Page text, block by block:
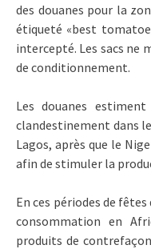
des douanes pour la
étiqueté «best
intercepté. Les sacs ne
de conditionnement.
Les douanes
clandestinement dans
Lagos, après que le
afin de stimuler la
En ces périodes de
consommation en
produits de